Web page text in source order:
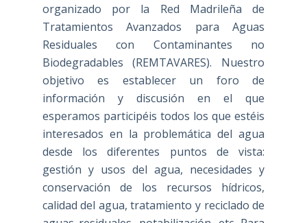
organizado por la Red Madrileña de
Tratamientos Avanzados para Aguas
Residuales con Contaminantes no
Biodegradables (REMTAVARES). Nuestro
objetivo es establecer un foro de
información y discusión en el que
esperamos participéis todos los que estéis
interesados en la problemática del agua
desde los diferentes puntos de vista:
gestión y usos del agua, necesidades y
conservación de los recursos hídricos,
calidad del agua, tratamiento y reciclado de